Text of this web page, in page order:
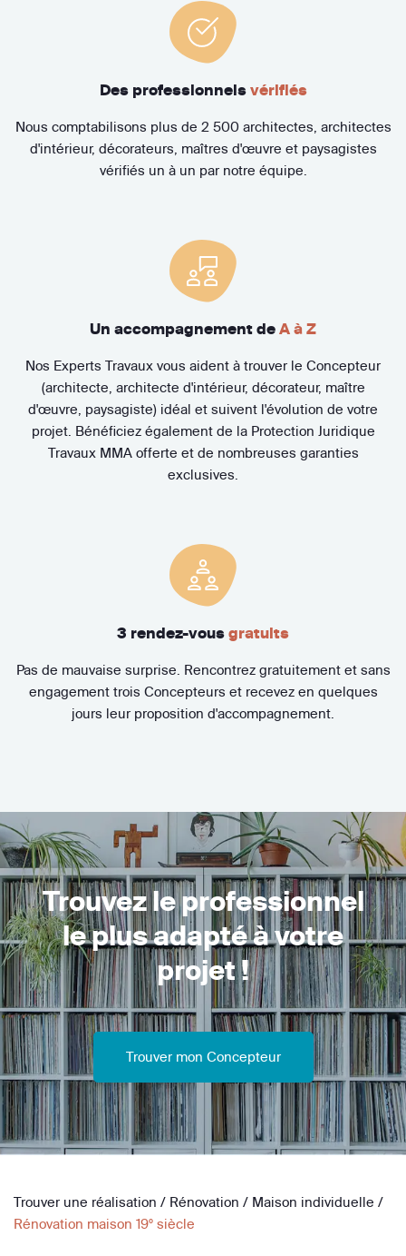
Des professionnels vérifiés
Nous comptabilisons plus de 2 500 architectes, architectes
d'intérieur, décorateurs, maîtres d'œuvre et paysagistes
vérifiés un à un par notre équipe.
Un accompagnement de A à Z
Nos Experts Travaux vous aident à trouver le Concepteur
(architecte, architecte d'intérieur, décorateur, maître
d'œuvre, paysagiste) idéal et suivent l'évolution de votre
projet. Bénéficiez également de la Protection Juridique
Travaux MMA offerte et de nombreuses garanties
exclusives.
3 rendez-vous gratuits
Pas de mauvaise surprise. Rencontrez gratuitement et sans
engagement trois Concepteurs et recevez en quelques
jours leur proposition d'accompagnement.
Trouvez le professionnel
le plus adapté à votre
projet !
Trouver mon Concepteur
Trouver une réalisation / Rénovation / Maison individuelle /
Rénovation maison 19° siècle